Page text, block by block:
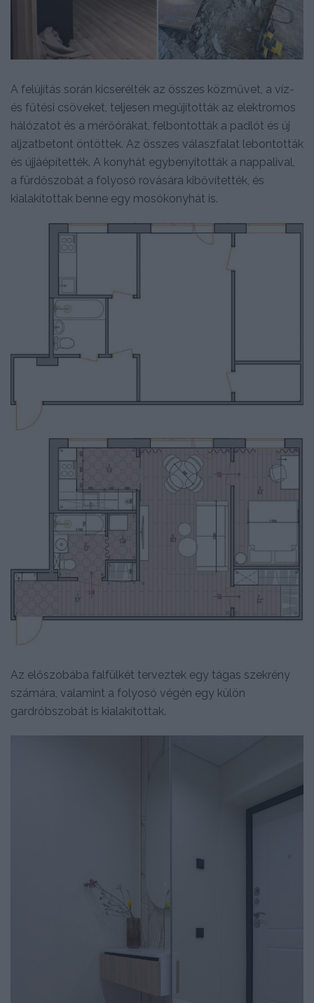
A felújítás során kicserélték az összes közművet, a víz-
és fűtési csöveket, teljesen megújították az elektromos
hálózatot és a mérőórákat, felbontották a padlót és új
aljzatbetont öntöttek. Az összes válaszfalat lebontották
és újjáépítették. A konyhát egybenyitották a nappalival,
a fürdőszobát a folyosó rovására kibővítették, és
kialakítottak benne egy mosókonyhát is.
Az előszobába falfülkét terveztek egy tágas szekrény
számára, valamint a folyosó végén egy külön
gardróbszobát is kialakítottak.